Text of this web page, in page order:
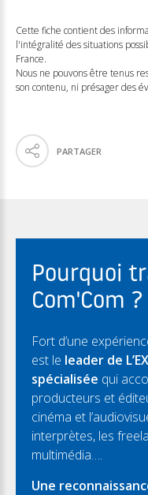
Cette fiche contient des
l'intégralité des situations
France.
Nous ne pouvons être tenus
son contenu, ni présager des
PARTAGER
Pourquoi
Com'Com ?
Fort d’une
est le leader de
spécialisée qui
producteurs et
cinéma et
interprètes, les
multimédia….
Une